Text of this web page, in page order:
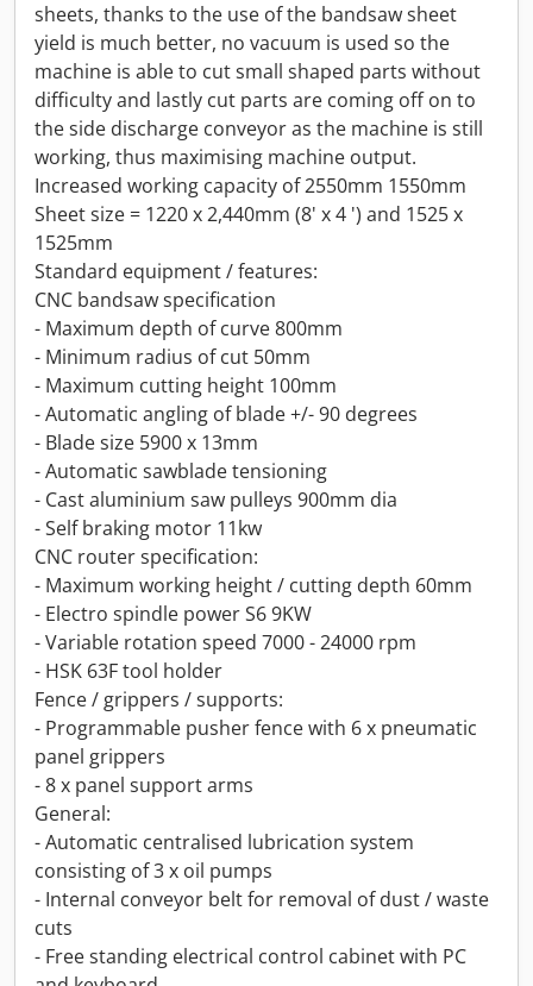
sheets, thanks to the use of the bandsaw sheet
yield is much better, no vacuum is used so the
machine is able to cut small shaped parts without
difficulty and lastly cut parts are coming off on to
the side discharge conveyor as the machine is still
working, thus maximising machine output.
Increased working capacity of 2550mm 1550mm
Sheet size = 1220 x 2,440mm (8' x 4 ') and 1525 x
1525mm
Standard equipment / features:
CNC bandsaw specification
- Maximum depth of curve 800mm
- Minimum radius of cut 50mm
- Maximum cutting height 100mm
- Automatic angling of blade +/- 90 degrees
- Blade size 5900 x 13mm
- Automatic sawblade tensioning
- Cast aluminium saw pulleys 900mm dia
- Self braking motor 11kw
CNC router specification:
- Maximum working height / cutting depth 60mm
- Electro spindle power S6 9KW
- Variable rotation speed 7000 - 24000 rpm
- HSK 63F tool holder
Fence / grippers / supports:
- Programmable pusher fence with 6 x pneumatic
panel grippers
- 8 x panel support arms
General:
- Automatic centralised lubrication system
consisting of 3 x oil pumps
- Internal conveyor belt for removal of dust / waste
cuts
- Free standing electrical control cabinet with PC